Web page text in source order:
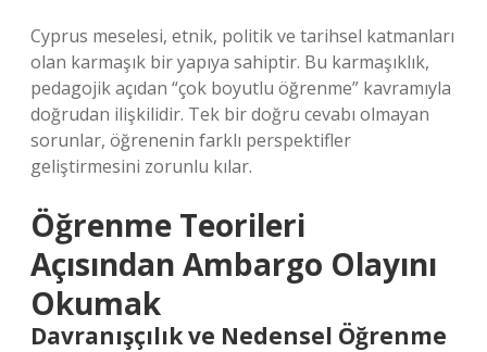
Cyprus meselesi, etnik, politik ve tarihsel katmanları
olan karmaşık bir yapıya sahiptir. Bu karmaşıklık,
pedagojik açıdan “çok boyutlu öğrenme” kavramıyla
doğrudan ilişkilidir. Tek bir doğru cevabı olmayan
sorunlar, öğrenenin farklı perspektifler
geliştirmesini zorunlu kılar.
Öğrenme Teorileri
Açısından Ambargo Olayını
Okumak
Davranışçılık ve Nedensel Öğrenme